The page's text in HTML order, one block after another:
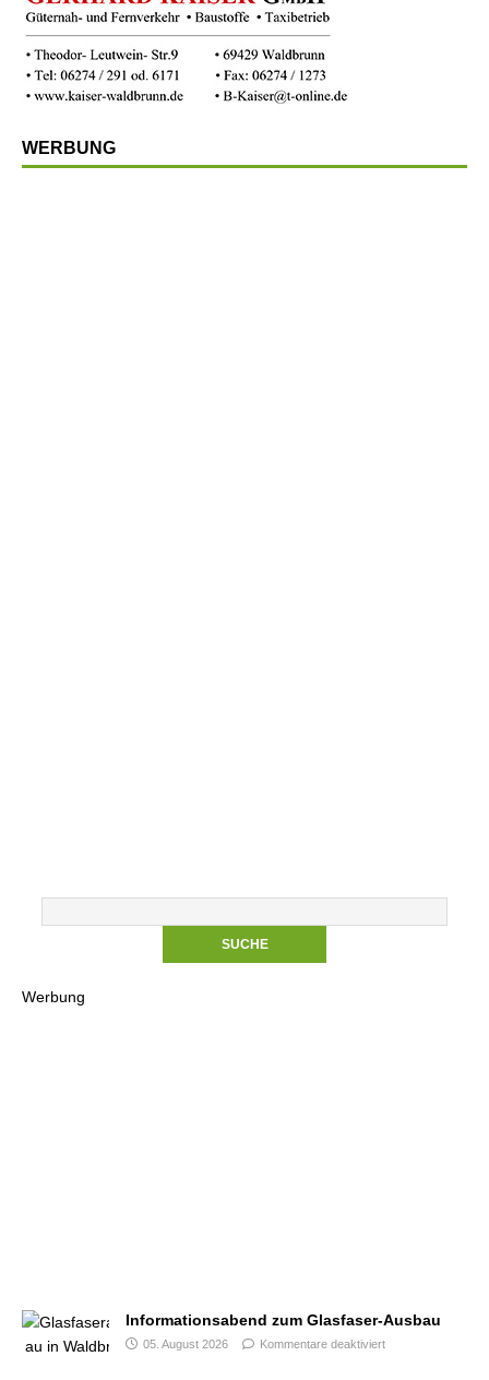
WERBUNG
Werbung
Informationsabend zum Glasfaser-Ausbau
05. August 2026 Kommentare deaktiviert